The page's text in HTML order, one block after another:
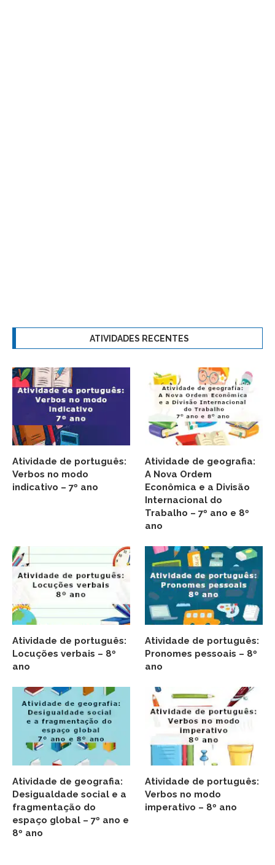
ATIVIDADES RECENTES
Atividade de português:
Verbos no modo
indicativo – 7º ano
Atividade de geografia:
A Nova Ordem
Econômica e a Divisão
Internacional do
Trabalho – 7º ano e 8º
ano
Atividade de português:
Locuções verbais – 8º
ano
Atividade de português:
Pronomes pessoais – 8º
ano
Atividade de geografia:
Desigualdade social e a
fragmentação do
espaço global – 7º ano e
8º ano
Atividade de português:
Verbos no modo
imperativo – 8º ano